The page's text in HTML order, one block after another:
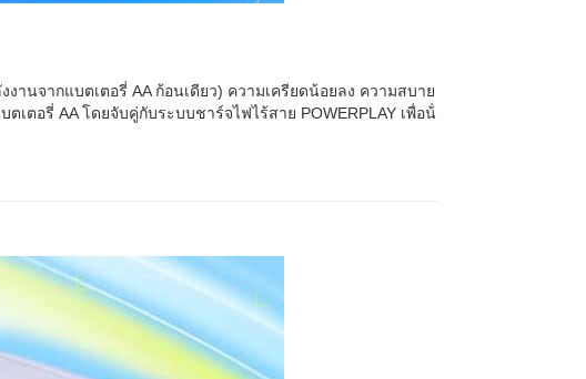
านจากแบตเตอรี่ AA ก้อนเดียว) ความเครียดน้อยลง ความสบาย
ตอรี่ AA โดยจับคู่กับระบบชาร์จไฟไร้สาย POWERPLAY เพื่อน้ํ